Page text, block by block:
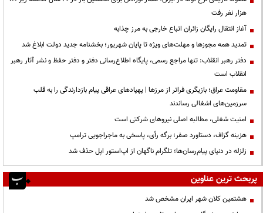
هزار نفر رفت
آغاز انتقال رایگان زائران اتباع خارجی به مرز چذابه
تمدید همه مجوزها و مهلت‌های ویژه تا پایان شهریور؛ بخشنامه جدید دولت ابلاغ شد
دفتر رهبر انقلاب: تنها مراجع رسمی، پایگاه اطلاع‌رسانی دفتر و دفتر حفظ و نشر آثار رهبر
انقلاب است
مقاومت عراق؛ بازیگری فراتر از مرزها | پهپادهای عراقی پیام بازدارندگی را به قلب
سرزمین‌های اشغالی رساندند
‌امنیت شغلی، مطالبه اصلی نیروهای شرکتی است
هزینه گزاف، دستاورد صفر؛ برگه رأی، پاسخی به ماجراجویی ترامپ
زلزله در دنیای پیام‌رسان‌ها؛ تلگرام ناگهان از اپ‌استور اپل حذف شد
پربحث ترین عناوین
هشتمین کلان شهر ایران مشخص شد